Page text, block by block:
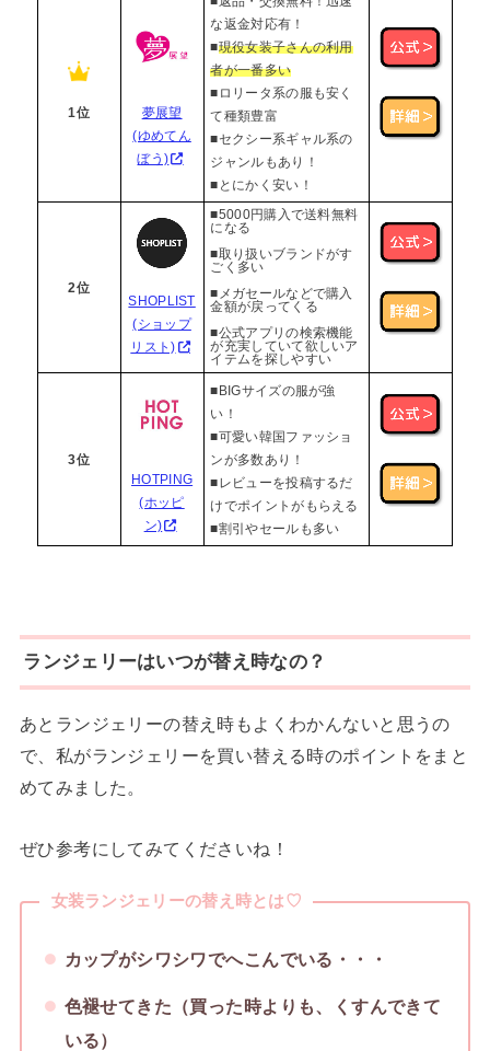
1位
夢展望
(ゆめてん
ぼう)
な返金対応有！
■現役女装子さんの利用
者が一番多い
■ロリータ系の服も安く
て種類豊富
■セクシー系ギャル系の
ジャンルもあり！
■とにかく安い！
2位
SHOPLIST
(ショップ
リスト)
■5000円購入で送料無料
になる
■取り扱いブランドがす
ごく多い
■メガセールなどで購入
金額が戻ってくる
■公式アプリの検索機能
が充実していて欲しいア
イテムを探しやすい
3位
HOTPING
(ホッピ
ン)
■BIGサイズの服が強
い！
■可愛い韓国ファッショ
ンが多数あり！
■レビューを投稿するだ
けでポイントがもらえる
■割引やセールも多い
ランジェリーはいつが替え時なの？
あとランジェリーの替え時もよくわかんないと思うの
で、私がランジェリーを買い替える時のポイントをまと
めてみました。
ぜひ参考にしてみてくださいね！
女装ランジェリーの替え時とは♡
カップがシワシワでへこんでいる・・・
色褪せてきた（買った時よりも、くすんできて
いる）